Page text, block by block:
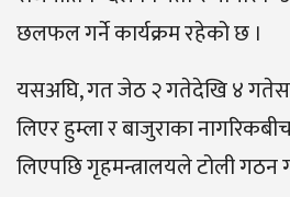
छलफल गर्ने कार्यक्रम रहेको छ ।
यसअघि, गत जेठ २ गतेदेखि ४
लिएर हुम्ला र बाजुराका
लिएपछि गृहमन्त्रालयले टोली गठन